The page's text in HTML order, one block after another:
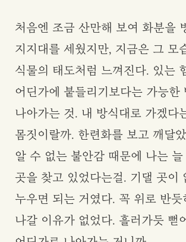
처음엔 조금 산만해 보여 화분을
지지대를 세웠지만, 지금은 그 모
식물의 태도처럼 느껴진다. 있는
어딘가에 붙들리기보다는 가능한
나아가는 것. 내 방식대로 가겠다
몸짓이랄까. 한련화를 보고 깨달
알 수 없는 불안감 때문에 나는 늘
곳을 찾고 있었다는걸. 기댈 곳이
누우면 되는 거였다. 꼭 위로 반듯
나갈 이유가 없었다. 흘러가듯 뻗